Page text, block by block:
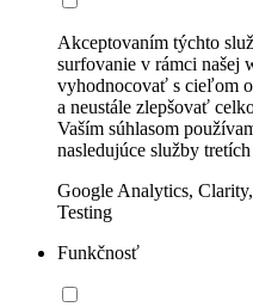
Akceptovaním týchto
surfovanie v rámci našej
vyhodnocovať s cieľom
a neustále zlepšovať
Vaším súhlasom
nasledujúce služby tretích
Google Analytics,
Testing
Funkčnosť